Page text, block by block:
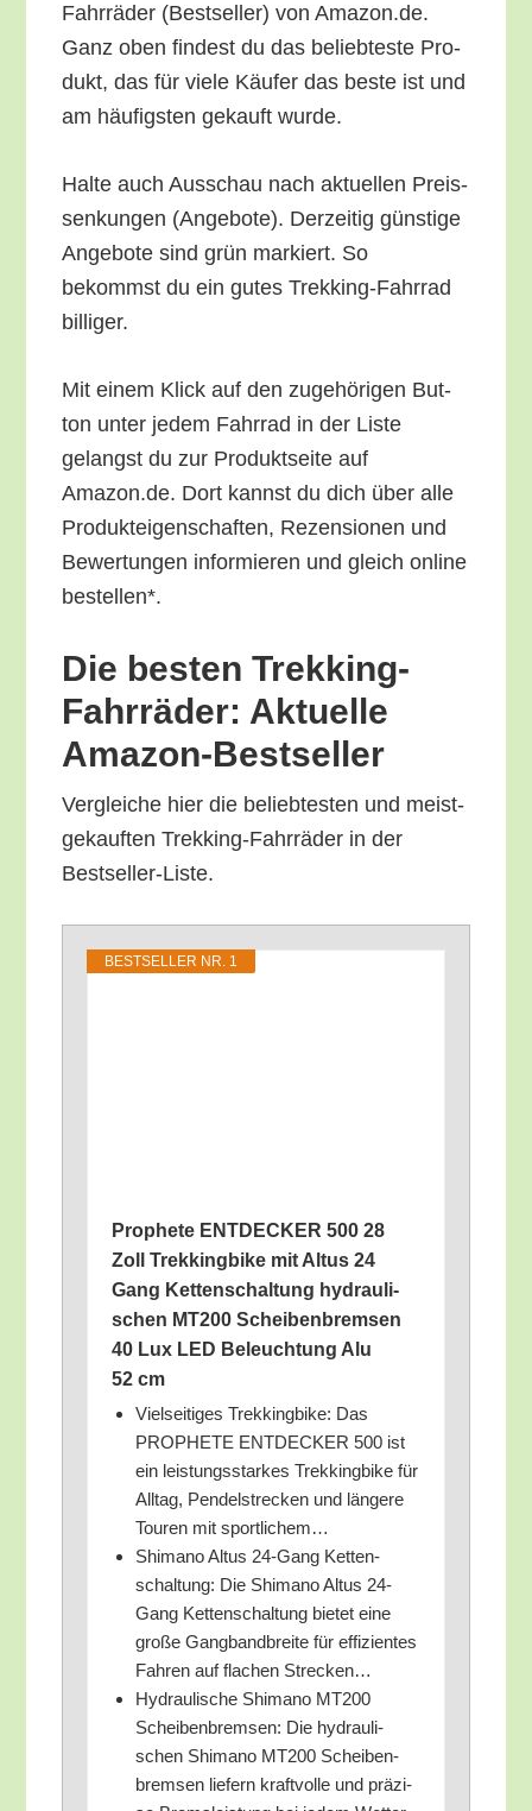
Fahr­rä­der (Best­sel­ler) von Amazon.de.
Ganz oben fin­dest du das belieb­tes­te Pro­
dukt, das für vie­le Käu­fer das bes­te ist und
am häu­figs­ten gekauft wurde.
Hal­te auch Aus­schau nach aktu­el­len Preis­
sen­kun­gen (Ange­bo­te). Der­zei­tig güns­ti­ge
Ange­bo­te sind grün mar­kiert. So
bekommst du ein gutes Trek­king-Fahr­rad
billiger.
Mit einem Klick auf den zuge­hö­ri­gen But­
ton unter jedem Fahr­rad in der Lis­te
gelangst du zur Pro­dukt­sei­te auf
Amazon.de. Dort kannst du dich über alle
Pro­duk­tei­gen­schaf­ten, Rezen­sio­nen und
Bewer­tun­gen infor­mie­ren und gleich online
bestellen*.
Die bes­ten Trek­king-
Fahr­rä­der: Aktu­el­le
Amazon-Bestseller
Ver­glei­che hier die belieb­tes­ten und meist­
ge­kauf­ten Trek­king-Fahr­rä­der in der
Bestseller-Liste.
BEST­SEL­LER NR. 1
Pro­phe­te ENTDECKER 500 28
Zoll Trek­king­bike mit Alt­us 24
Gang Ket­ten­schal­tung hydrau­li­
schen MT200 Schei­ben­brem­sen
40 Lux LED Beleuch­tung Alu
52 cm
Viel­sei­ti­ges Trek­king­bike: Das
PROPHETE ENTDECKER 500 ist
ein leis­tungs­star­kes Trek­king­bike für
All­tag, Pen­del­stre­cken und län­ge­re
Tou­ren mit sportlichem…
Shi­ma­no Alt­us 24-Gang Ket­ten­
schal­tung: Die Shi­ma­no Alt­us 24-
Gang Ket­ten­schal­tung bie­tet eine
gro­ße Gang­band­brei­te für effi­zi­en­tes
Fah­ren auf fla­chen Strecken…
Hydrau­li­sche Shi­ma­no MT200
Schei­ben­brem­sen: Die hydrau­li­
schen Shi­ma­no MT200 Schei­ben­
brem­sen lie­fern kraft­vol­le und prä­zi­